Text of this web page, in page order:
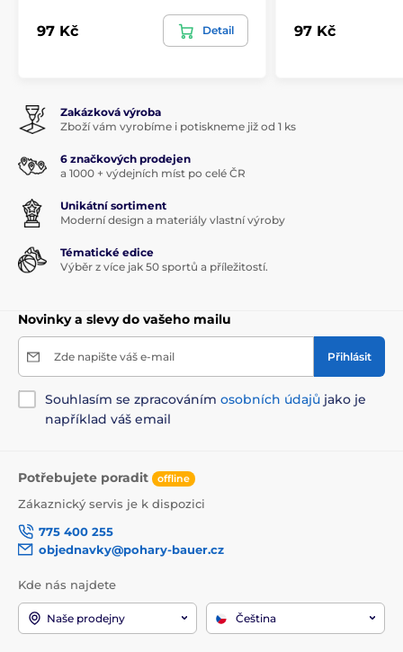
97 Kč Detail 97 Kč
Zakázková výroba
Zboží vám vyrobíme i potiskneme již od 1 ks
6 značkových prodejen
a 1000 + výdejních míst po celé ČR
Unikátní sortiment
Moderní design a materiály vlastní výroby
Tématické edice
Výběr z více jak 50 sportů a příležitostí.
Novinky a slevy do vašeho mailu
Zde napište váš e-mail Přihlásit
Souhlasím se zpracováním osobních údajů jako je
například váš email
Potřebujete poradit offline
Zákaznický servis je k dispozici
775 400 255
objednavky@pohary-bauer.cz
Kde nás najdete
Naše prodejny Čeština